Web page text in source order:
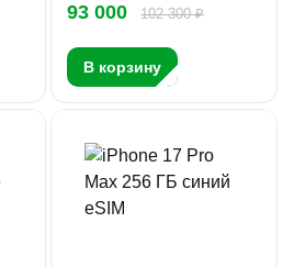
93 000 102 300 ₽
В корзину